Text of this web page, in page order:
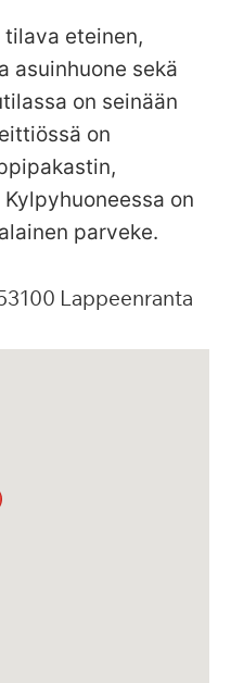
tilava eteinen,
asuinhuone sekä
on seinään
on
on
parveke.
Lappeenranta